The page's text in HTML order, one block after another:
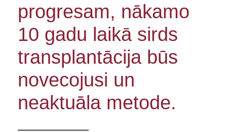
progresam, nākamo
10 gadu laikā sirds
transplantācija būs
novecojusi un
neaktuāla metode.